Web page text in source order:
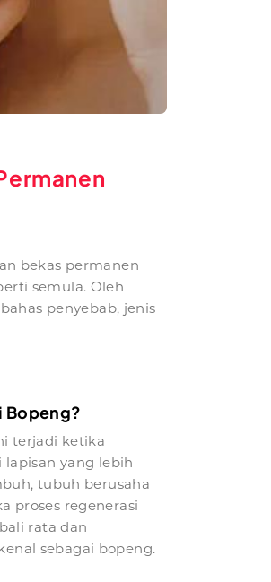
bekas permanen
semula. Oleh
penyebab, jenis
Bopeng?
terjadi ketika
yang lebih
tubuh berusaha
proses regenerasi
rata dan
sebagai bopeng.